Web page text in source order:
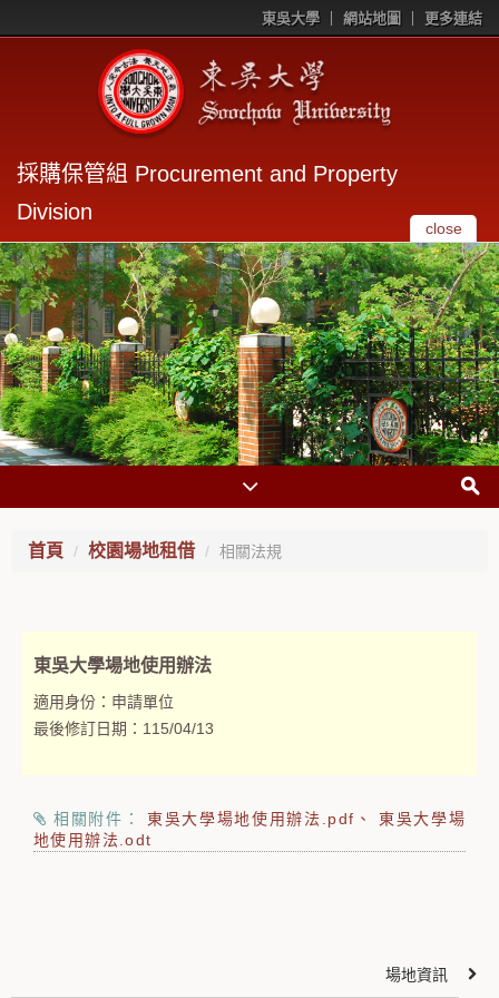
東吳大學 網站地圖 更多連結
採購保管組 Procurement and Property
Division
close
首頁 校園場地租借 相關法規
東吳大學場地使用辦法
適用身份： 申請單位
最後修訂日期： 115/04/13
相關附件： 東吳大學場地使用辦法.pdf
東吳大學場
地使用辦法.odt
場地資訊